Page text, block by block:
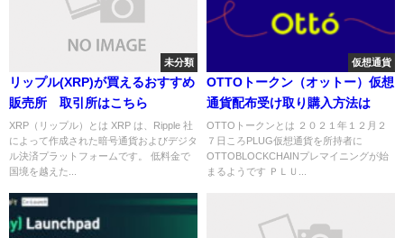
未分類
リップル(XRP)が買えるおすすめ
販売所 取引所はこちら
XRP（リップル）とは XRP は、Ripple 社
によって作成された暗号通貨およびデジタ
ル決済プラットフォームです。 低料金で
国境を越えた...
仮想通貨
OTTOトークン（オットー）仮想
通貨配布受け取り購入方法は
OTTOトークンとは ２０２１年１２月２
７日ころPLUG仮想通貨を所持者に
OTTOBLOCKCHAINプレマイニングが始
まるようです ＰＬＵ...